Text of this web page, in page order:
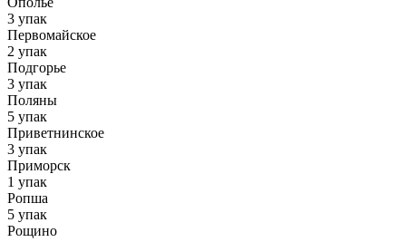
3 упак
Первомайское
2 упак
Подгорье
3 упак
Поляны
5 упак
Приветнинское
3 упак
Приморск
1 упак
Ропша
5 упак
Рощино